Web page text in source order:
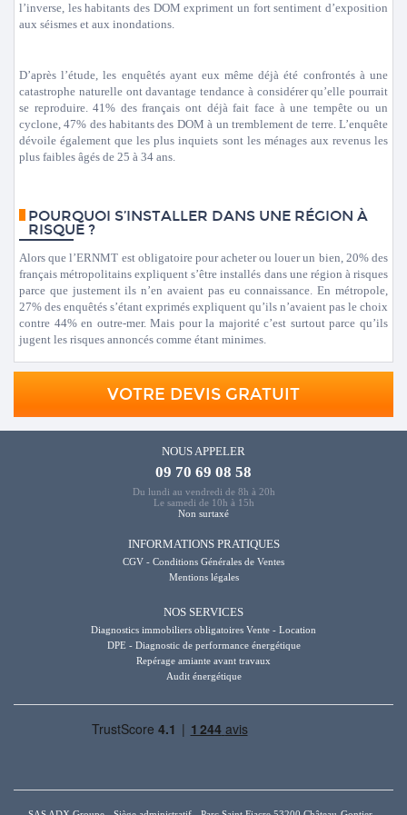
l’inverse, les habitants des DOM expriment un fort sentiment d’exposition
aux séismes et aux inondations.
D’après l’étude, les enquêtés ayant eux même déjà été confrontés à une
catastrophe naturelle ont davantage tendance à considérer qu’elle pourrait
se reproduire. 41% des français ont déjà fait face à une tempête ou un
cyclone, 47% des habitants des DOM à un tremblement de terre. L’enquête
dévoile également que les plus inquiets sont les ménages aux revenus les
plus faibles âgés de 25 à 34 ans.
POURQUOI S’INSTALLER DANS UNE RÉGION À
RISQUE ?
Alors que l’ERNMT est obligatoire pour acheter ou louer un bien, 20% des
français métropolitains expliquent s’être installés dans une région à risques
parce que justement ils n’en avaient pas eu connaissance. En métropole,
27% des enquêtés s’étant exprimés expliquent qu’ils n’avaient pas le choix
contre 44% en outre-mer. Mais pour la majorité c’est surtout parce qu’ils
jugent les risques annoncés comme étant minimes.
VOTRE DEVIS GRATUIT
NOUS APPELER
09 70 69 08 58
Du lundi au vendredi de 8h à 20h
Le samedi de 10h à 15h
Non surtaxé
INFORMATIONS PRATIQUES
CGV - Conditions Générales de Ventes
Mentions légales
NOS SERVICES
Diagnostics immobiliers obligatoires Vente - Location
DPE - Diagnostic de performance énergétique
Repérage amiante avant travaux
Audit énergétique